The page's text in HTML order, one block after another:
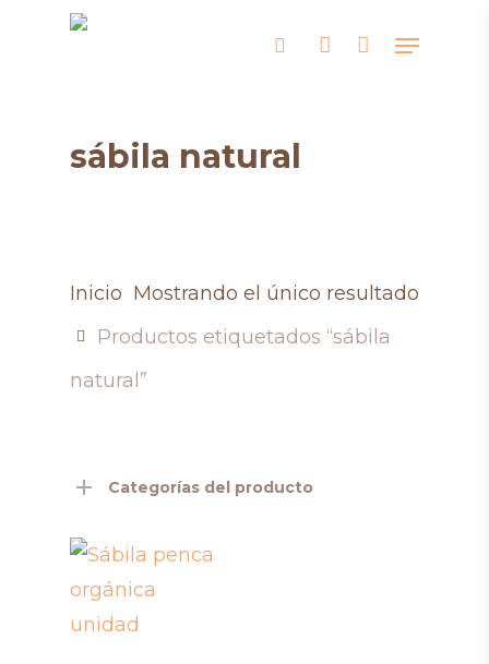
searchaccount
Menu
sábila natural
Mostrando el único resultado
Inicio
Productos etiquetados “sábila
natural”
Categorías del producto